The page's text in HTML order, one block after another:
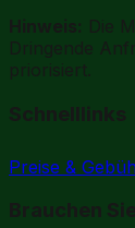
Hinweis: Die
Dringende
priorisiert.
Schnelllinks
Preise &
Brauchen